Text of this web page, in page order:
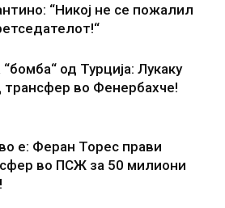
“Никој не се пожалил
од Турција: Лукаку
трансфер во Фенербахче!
е: Феран Торес прави
во ПСЖ за 50 милиони